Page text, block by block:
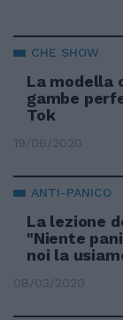
CHE SHOW
La modella
gambe
Tok
19/06/2020
ANTI-PANICO
La lezione
"Niente
noi la
08/03/2020